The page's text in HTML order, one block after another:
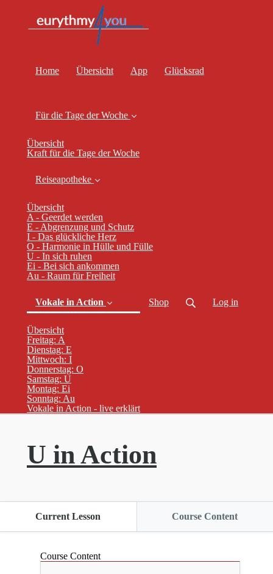
Home Übersicht App Glücksrad
Für die Tage der Woche
Übersicht
Kraft für die Tage der Woche
Reiseapotheke
Übersicht
A - Geerdet werden
E - Abgrenzung und Schutz
I - Das glückliche Herz
O - Harmonie in Hülle und Fülle
U - In sich ruhen
Ei - Bei sich ankommen
Au - Raum für Freiheit
Vokale in Action
Übersicht
Freitag: A
Dienstag: E
Mittwoch: I
Donnerstag: O
Samstag: U
Montag: Ei
Sonntag: Au
Vokale in Action - live erklärt
Shop Log in
U in Action
Current Lesson Course Content
Course Content